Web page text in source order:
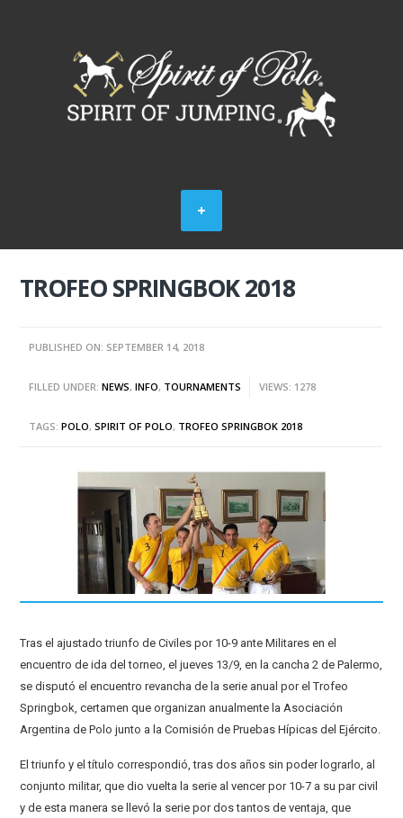
TROFEO SPRINGBOK 2018
PUBLISHED ON: SEPTEMBER 14, 2018
FILLED UNDER:NEWS,INFO, TOURNAMENTS VIEWS: 1278
TAGS:POLO,SPIRIT OF POLO, TROFEO SPRINGBOK 2018
Tras el ajustado triunfo de Civiles por 10-9 ante Militares en el
encuentro de ida del torneo, el jueves 13/9, en la cancha 2 de Palermo,
se disputó el encuentro revancha de la serie anual por el Trofeo
Springbok, certamen que organizan anualmente la Asociación
Argentina de Polo junto a la Comisión de Pruebas Hípicas del Ejército.
El triunfo y el título correspondió, tras dos años sin poder lograrlo, al
conjunto militar, que dio vuelta la serie al vencer por 10-7 a su par civil
y de esta manera se llevó la serie por dos tantos de ventaja, que